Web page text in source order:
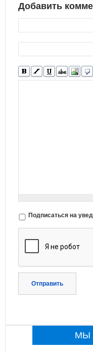
Добавить
Подписаться на
Отправить
МЫ